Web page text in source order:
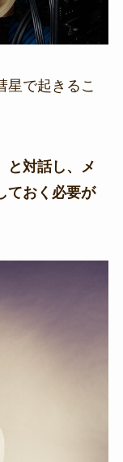
星で起きるこ
と対話し、メ
ておく必要が